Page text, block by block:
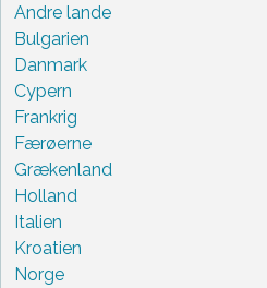
Andre lande
Bulgarien
Danmark
Cypern
Frankrig
Færøerne
Grækenland
Holland
Italien
Kroatien
Norge